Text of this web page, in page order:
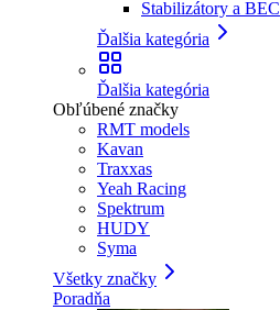
Stabilizátory a BEC
Ďalšia kategória
Ďalšia kategória
Obľúbené značky
RMT models
Kavan
Traxxas
Yeah Racing
Spektrum
HUDY
Syma
Všetky značky
Poradňa